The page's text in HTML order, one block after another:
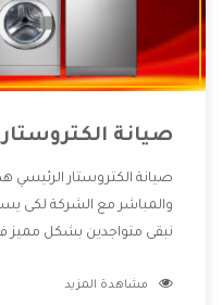
صيانة
صيانة الكتروستار
والمباشر مع الشركة لكى
نبقى متواجدين بشكل مميز
الشركة بها والتى تكون منها
مشاهدة المزيد